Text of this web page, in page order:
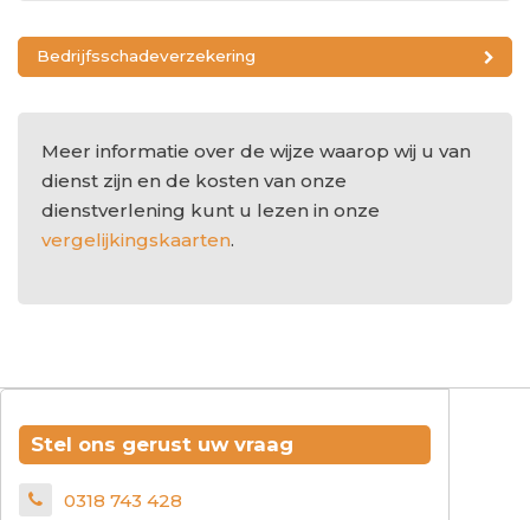
Bedrijfsschadeverzekering
Meer informatie over de wijze waarop wij u van
dienst zijn en de kosten van onze
dienstverlening kunt u lezen in onze
vergelijkingskaarten.
Stel ons gerust uw vraag
0318 743 428